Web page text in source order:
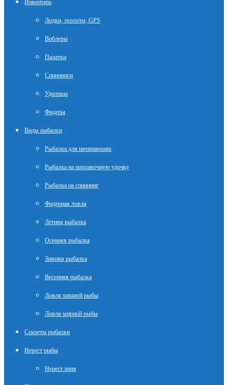
Инвентарь
Лодки, эхолоты, GPS
Воблеры
Палатки
Спиннинги
Удилища
Фидеры
Виды рыбалки
Рыбалка для начинающих
Рыбалка на поплавочную удочку
Рыбалка на спиннинг
Фидерная ловля
Летняя рыбалка
Осенняя рыбалка
Зимняя рыбалка
Весенняя рыбалка
Ловля хищной рыбы
Ловля мирной рыбы
Секреты рыбалки
Нерест рыбы
Нерест линя